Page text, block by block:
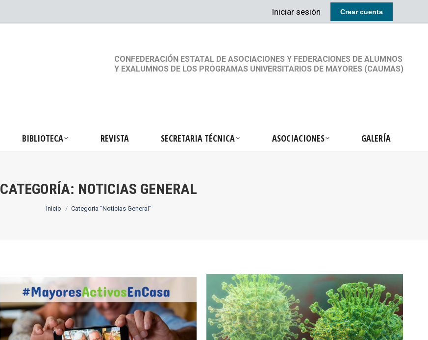
Iniciar sesión Crear cuenta
CONFEDERACIÓN ESTATAL DE ASOCIACIONES Y FEDERACIONES DE ALUMNOS
Y EXALUMNOS DE LOS PROGRAMAS UNIVERSITARIOS DE MAYORES (CAUMAS)
BIBLIOTECA REVISTA SECRETARIA TÉCNICA ASOCIACIONES GALERÍA
CATEGORÍA: NOTICIAS GENERAL
Estás aquí:
Inicio Categoría "Noticias General"